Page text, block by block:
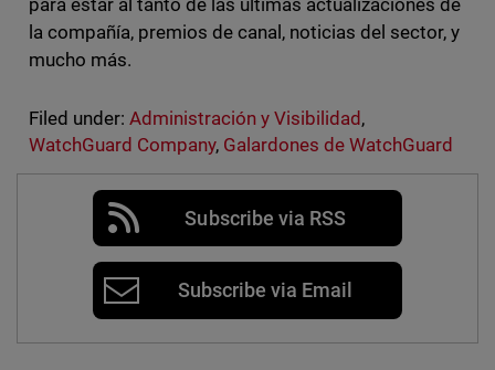
la compañía, premios de canal, noticias del sector, y
mucho más.
Filed under: Administración y Visibilidad,
WatchGuard Company, Galardones de WatchGuard
Subscribe via RSS
Subscribe via Email